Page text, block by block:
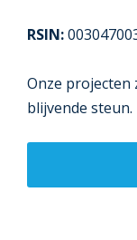
RSIN:
Onze
blijvende steun.